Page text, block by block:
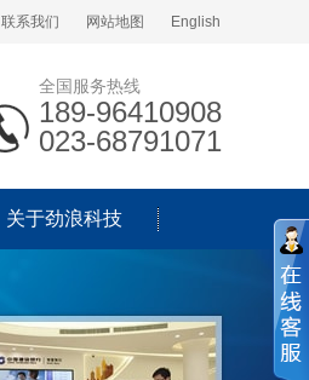
联系我们 网站地图 English
全国服务热线
189-96410908
023-68791071
关于劲浪科技